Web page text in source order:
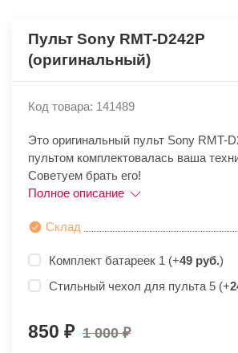
Пульт Sony RMT-D242P
(оригинальный)
Код товара: 141489
Это оригинальный пульт Sony RMT-
пультом комплектовалась ваша
Советуем брать его!
Полное описание
Склад
Комплект батареек 1 (+49 руб.)
Стильный чехол для пульта 5 (+
850 1 000